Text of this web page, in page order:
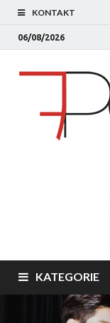
KONTAKT
06/08/2026
KATEGORIE